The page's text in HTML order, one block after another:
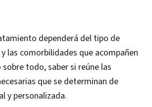
dependerá del tipo de
las comorbilidades que acompañen
todo, saber si reúne las
que se determinan de
y personalizada.